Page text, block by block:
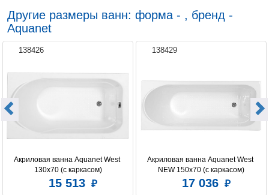
Другие размеры ванн: форма - , бренд -
Aquanet
138426
Акриловая ванна Aquanet West
130x70 (с каркасом)
15 513
138429
Акриловая ванна Aquanet West
NEW 150x70 (с каркасом)
17 036